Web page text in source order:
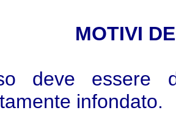
MOTIVI
deve essere
infondato.